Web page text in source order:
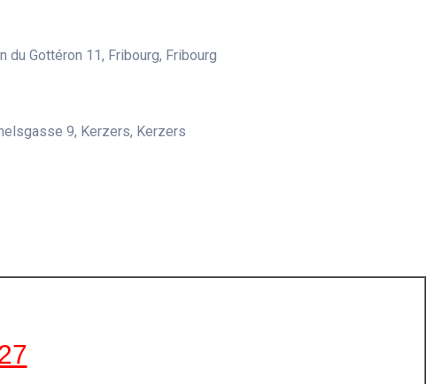
du Gottéron 11, Fribourg, Fribourg
9, Kerzers, Kerzers